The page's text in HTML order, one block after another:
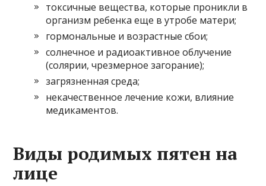
токсичные вещества, которые проникли в
организм ребенка еще в утробе матери;
гормональные и возрастные сбои;
солнечное и радиоактивное облучение
(солярии, чрезмерное загорание);
загрязненная среда;
некачественное лечение кожи, влияние
медикаментов.
Виды родимых пятен на
лице